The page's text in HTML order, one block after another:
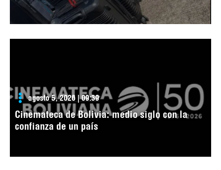
agosto 5, 2026 | 09:39
Cinemateca de Bolivia: medio siglo con la
confianza de un país